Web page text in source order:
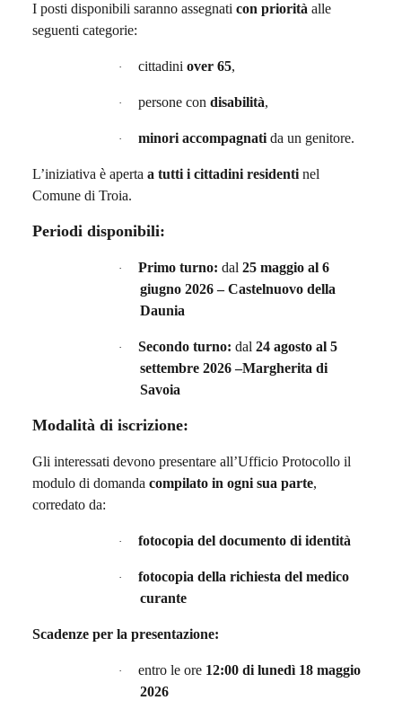
I posti disponibili saranno assegnati con priorità alle
seguenti categorie:
· cittadini over 65,
· persone con disabilità,
· minori accompagnati da un genitore.
L’iniziativa è aperta a tutti i cittadini residenti nel
Comune di Troia.
Periodi disponibili:
· Primo turno: dal 25 maggio al 6
giugno 2026 – Castelnuovo della
Daunia
· Secondo turno: dal 24 agosto al 5
settembre 2026 –Margherita di
Savoia
Modalità di iscrizione:
Gli interessati devono presentare all’Ufficio Protocollo il
modulo di domanda compilato in ogni sua parte,
corredato da:
· fotocopia del documento di identità
·
fotocopia della richiesta del medico
curante
Scadenze per la presentazione:
· entro le ore 12:00 di lunedì 18 maggio
2026